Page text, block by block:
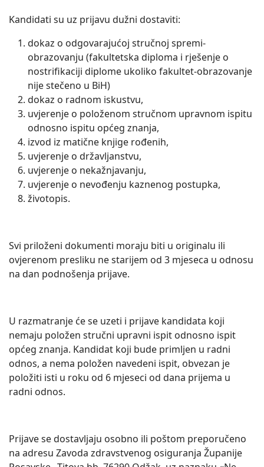
Kandidati su uz prijavu dužni dostaviti:
dokaz o odgovarajućoj stručnoj spremi-
obrazovanju (fakultetska diploma i rješenje o
nostrifikaciji diplome ukoliko fakultet-obrazovanje
nije stečeno u BiH)
dokaz o radnom iskustvu,
uvjerenje o položenom stručnom upravnom ispitu
odnosno ispitu općeg znanja,
izvod iz matične knjige rođenih,
uvjerenje o državljanstvu,
uvjerenje o nekažnjavanju,
uvjerenje o nevođenju kaznenog postupka,
životopis.
Svi priloženi dokumenti moraju biti u originalu ili
ovjerenom presliku ne starijem od 3 mjeseca u odnosu
na dan podnošenja prijave.
U razmatranje će se uzeti i prijave kandidata koji
nemaju položen stručni upravni ispit odnosno ispit
općeg znanja. Kandidat koji bude primljen u radni
odnos, a nema položen navedeni ispit, obvezan je
položiti isti u roku od 6 mjeseci od dana prijema u
radni odnos.
Prijave se dostavljaju osobno ili poštom preporučeno
na adresu Zavoda zdravstvenog osiguranja Županije